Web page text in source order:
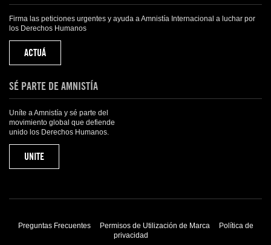
Firma las peticiones urgentes y ayuda a Amnistía Internacional a luchar por
los Derechos Humanos
ACTUÁ
SÉ PARTE DE AMNISTÍA
Uníte a Amnistía y sé parte del
movimiento global que defiende
unido los Derechos Humanos.
UNITE
Preguntas Frecuentes Permisos de Utilización de Marca
Política de
privacidad